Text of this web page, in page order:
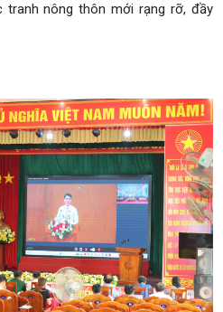
tranh nông thôn mới rạng rỡ, đầy